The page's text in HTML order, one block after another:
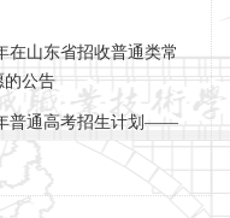
在山东省招收普通类常
的公告
普通高考招生计划——